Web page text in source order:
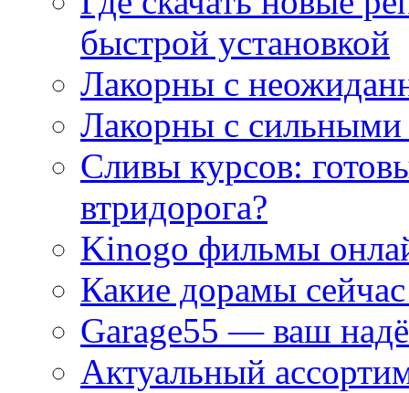
быстрой установкой
Лакорны с
Лакорны с сильными
Сливы курсов:
втридорога?
Kinogo фильмы
Какие дорамы
Garage55 — ваш
Актуальный